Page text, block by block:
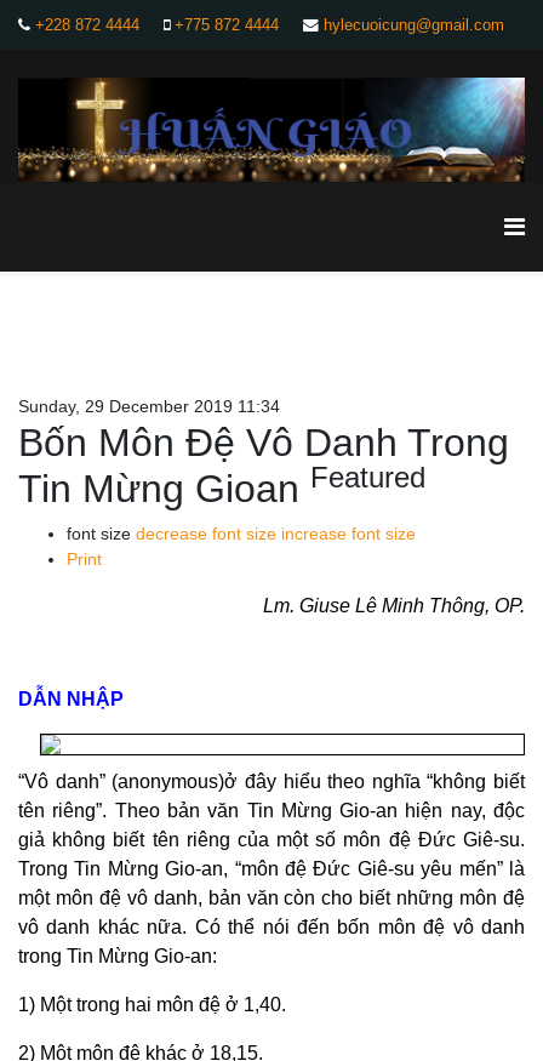
+228 872 4444 +775 872 4444 hylecuoicung@gmail.com
Sunday, 29 December 2019 11:34
Bốn Môn Đệ Vô Danh Trong
Tin Mừng Gioan Featured
font size decrease font size increase font size
Print
Lm. Giuse Lê Minh Thông, OP.
DẪN NHẬP
“Vô danh” (anonymous)ở đây hiểu theo nghĩa “không biết
tên riêng”. Theo bản văn Tin Mừng Gio-an hiện nay, độc
giả không biết tên riêng của một số môn đệ Đức Giê-su.
Trong Tin Mừng Gio-an, “môn đệ Đức Giê-su yêu mến” là
một môn đệ vô danh, bản văn còn cho biết những môn đệ
vô danh khác nữa. Có thể nói đến bốn môn đệ vô danh
trong Tin Mừng Gio-an:
1) Một trong hai môn đệ ở 1,40.
2) Một môn đệ khác ở 18,15.